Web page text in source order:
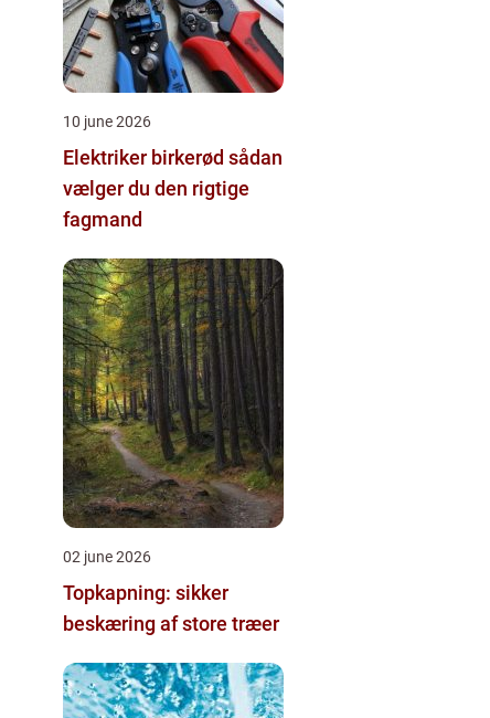
10 june 2026
Elektriker birkerød sådan
vælger du den rigtige
fagmand
02 june 2026
Topkapning: sikker
beskæring af store træer